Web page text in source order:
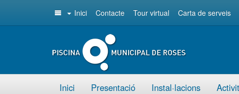
Inici Contacte Tour virtual Carta de serveis
Inici Presentació Instal·lacions